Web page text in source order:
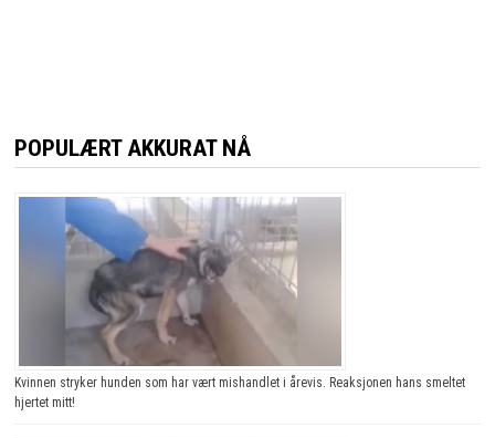
POPULÆRT AKKURAT NÅ
Kvinnen stryker hunden som har vært mishandlet i årevis. Reaksjonen hans smeltet
hjertet mitt!